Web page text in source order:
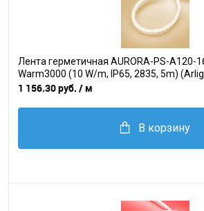
Лента герметичная AURORA-PS-A120-
Warm3000 (10 W/m, IP65, 2835, 5m)
1 156.30 руб. / м
В корзину